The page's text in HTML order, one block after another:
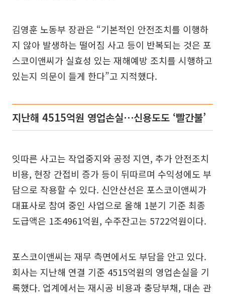
김영훈 노동부 장관은 “기본적인 안전조치를 이행하
지 않아 발생하는 떨어짐 사고 등이 반복되는 것은 포
스코이앤씨가 실효성 있는 재해예방 조치를 시행하고
있는지 의문이 들게 한다”고 지적했다.
지난해 4515억원 영업손실⋯신용도도 ‘빨간불’
잇따른 사고는 작업중지와 공정 지연, 추가 안전조치
비용, 현장 간접비 증가 등이 뒤따르며 수익성에도 부
담으로 작용할 수 있다. 신안산선은 포스코이앤씨가
대표사로 참여 중인 사업으로 올해 1분기 기준 최종
도급액은 1조4961억원, 수주잔고는 5722억원이다.
포스코이앤씨는 재무 측면에서도 부담을 안고 있다.
회사는 지난해 연결 기준 4515억원의 영업손실을 기
록했다. 업계에서는 재시공 비용과 충당부채, 대손 관